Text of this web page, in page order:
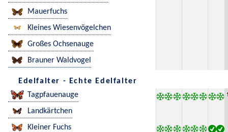
Mauerfuchs
Kleines Wiesenvögelchen
Großes Ochsenauge
Brauner Waldvogel
Edelfalter - Echte Edelfalter
Tagpfauenauge
Landkärtchen
Kleiner Fuchs